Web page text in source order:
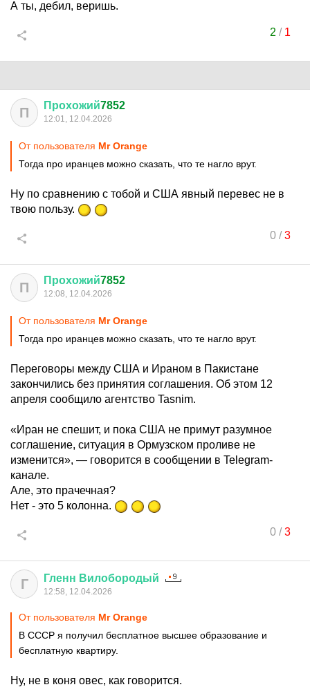
А ты, дебил, веришь.
2 / 1
П Прохожий7852
12:01, 12.04.2026
От пользователя Мr Orange
Тогда про иранцев можно сказать, что те нагло врут.
Ну по сравнению с тобой и США явный перевес не в
твою пользу.
0/3
П Прохожий7852
12:08, 12.04.2026
От пользователя Мr Orange
Тогда про иранцев можно сказать, что те нагло врут.
Переговоры между США и Ираном в Пакистане
закончились без принятия соглашения. Об этом 12
апреля сообщило агентство Tasnim.
«Иран не спешит, и пока США не примут разумное
соглашение, ситуация в Ормузском проливе не
изменится», — говорится в сообщении в Telegram-
канале.
Але, это прачечная?
Нет - это 5 колонна.
0/3
Г Гленн Вилобородый
12:58, 12.04.2026
От пользователя Мr Orange
В СССР я получил бесплатное высшее образование и
бесплатную квартиру.
Ну, не в коня овес, как говорится.